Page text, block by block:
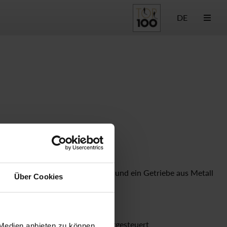
Über Cookies
DE
einen leistungsstarken Motor und ein Getriebe aus Metall
elektrisch direktgesteuert